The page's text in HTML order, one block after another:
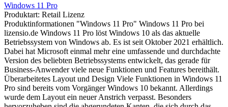
Windows 11 Pro
Produktart: Retail Lizenz
Produktinformationen "Windows 11 Pro" Windows 11 Pro bei
lizensio.de Windows 11 Pro löst Windows 10 als das aktuelle
Betriebssystem von Windows ab. Es ist seit Oktober 2021 erhältlich.
Dabei hat Microsoft einmal mehr eine umfassende und durchdachte
Version des beliebten Betriebssystems entwickelt, das gerade für
Business-Anwender viele neue Funktionen und Features bereithält.
Überarbeitetes Layout und Design Viele Funktionen in Windows 11
Pro sind bereits vom Vorgänger Windows 10 bekannt. Allerdings
wurde dem Layout ein neuer Anstrich verpasst. Besonders